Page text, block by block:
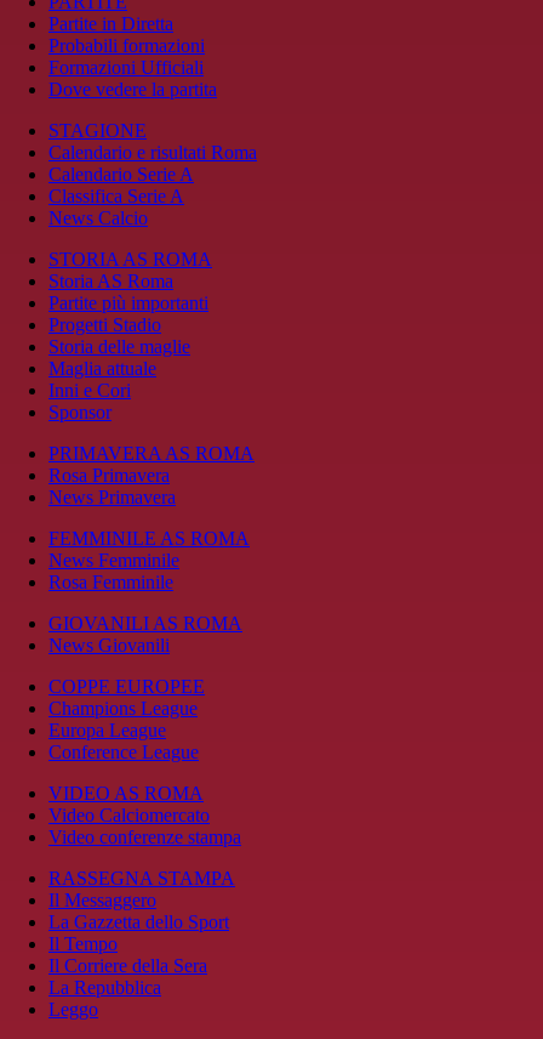
Partite in Diretta
Probabili formazioni
Formazioni Ufficiali
Dove vedere la partita
STAGIONE
Calendario e risultati Roma
Calendario Serie A
Classifica Serie A
News Calcio
STORIA AS ROMA
Storia AS Roma
Partite più importanti
Progetti Stadio
Storia delle maglie
Maglia attuale
Inni e Cori
Sponsor
PRIMAVERA AS ROMA
Rosa Primavera
News Primavera
FEMMINILE AS ROMA
News Femminile
Rosa Femminile
GIOVANILI AS ROMA
News Giovanili
COPPE EUROPEE
Champions League
Europa League
Conference League
VIDEO AS ROMA
Video Calciomercato
Video conferenze stampa
RASSEGNA STAMPA
Il Messaggero
La Gazzetta dello Sport
Il Tempo
Il Corriere della Sera
La Repubblica
Leggo